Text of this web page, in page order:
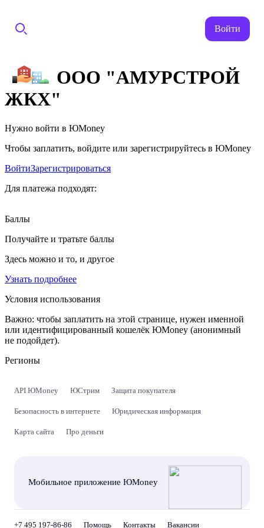
Войти
ООО "АМУРСТРОЙ
ЖКХ"
Нужно войти в ЮMoney
Чтобы заплатить, войдите или зарегистрируйтесь в ЮMoney
ВойтиЗарегистрироваться
Для платежа подходят:
Баллы
Получайте и тратьте баллы
Здесь можно и то, и другое
Узнать подробнее
Условия использования
Важно: чтобы заплатить на этой странице, нужен именной
или идентифицированный кошелёк ЮMoney (анонимный
не подойдет).
Регионы
API ЮMoney ЮСтрим Защита покупателя
Безопасность в интернете Юридическая информация
Карта сайта Про деньги
Мобильное приложение ЮMoney
+7 495 197-86-86 Помощь Контакты Вакансии